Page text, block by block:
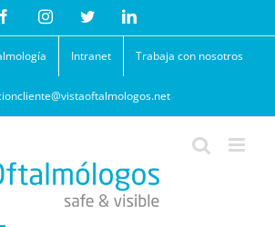
FacebookInstagramTwitterLinkedIn
Intranet Trabaja con nosotros